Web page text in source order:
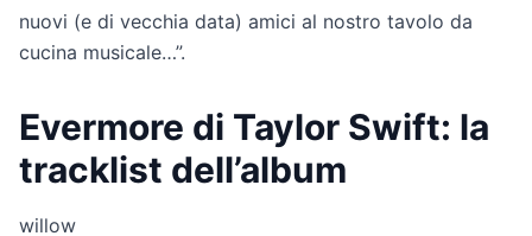
nuovi (e di vecchia data) amici al nostro tavolo da
cucina musicale…”.
Evermore di Taylor Swift: la
tracklist dell’album
willow